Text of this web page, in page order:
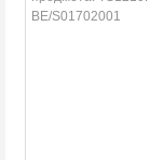
BE/S01702001